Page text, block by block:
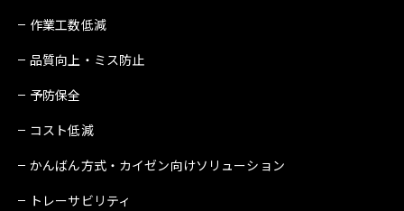
作業工数低減
品質向上・ミス防止
予防保全
コスト低減
かんばん方式・カイゼン向けソリューション
トレーサビリティ